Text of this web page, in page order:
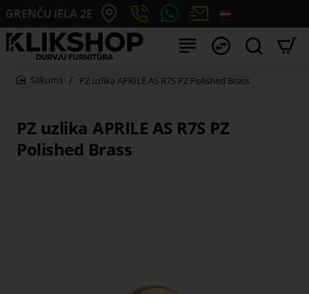
GRENČU IELA 2E
PZ uzlika APRILE AS R7S PZ
Polished Brass
PZ uzlika APRILE AS R7S PZ Polished Brass